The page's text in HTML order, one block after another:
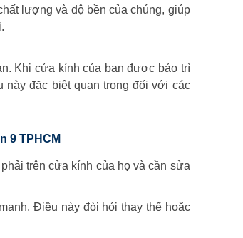
lượng và độ bền của chúng, giúp
Khi cửa kính của bạn được bảo trì
này đặc biệt quan trọng đối với các
9 TPHCM
trên cửa kính của họ và cần sửa
Điều này đòi hỏi thay thế hoặc